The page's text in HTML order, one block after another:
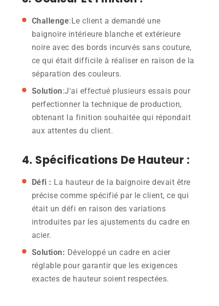
Challenge:Le client a demandé une
baignoire intérieure blanche et extérieure
noire avec des bords incurvés sans couture,
ce qui était difficile à réaliser en raison de la
séparation des couleurs.
Solution:J'ai effectué plusieurs essais pour
perfectionner la technique de production,
obtenant la finition souhaitée qui répondait
aux attentes du client.
4. Spécifications De Hauteur :
Défi : La hauteur de la baignoire devait être
précise comme spécifié par le client, ce qui
était un défi en raison des variations
introduites par les ajustements du cadre en
acier.
Solution: Développé un cadre en acier
réglable pour garantir que les exigences
exactes de hauteur soient respectées.